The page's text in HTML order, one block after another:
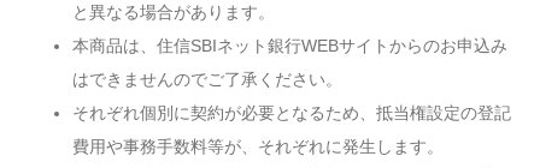
と異なる場合があります。
本商品は、住信SBIネット銀行WEBサイトからのお申込み
はできませんのでご了承ください。
それぞれ個別に契約が必要となるため、抵当権設定の登記
費用や事務手数料等が、それぞれに発生します。